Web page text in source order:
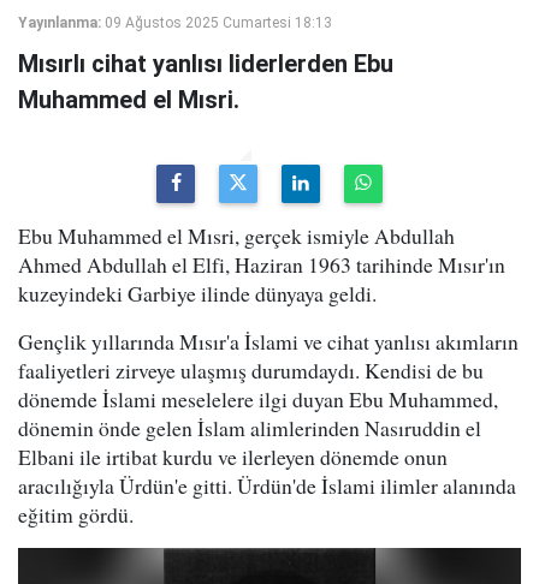
Yayınlanma: 09 Ağustos 2025 Cumartesi 18:13
Mısırlı cihat yanlısı liderlerden Ebu
Muhammed el Mısri.
Ebu Muhammed el Mısri, gerçek ismiyle Abdullah
Ahmed Abdullah el Elfi, Haziran 1963 tarihinde Mısır'ın
kuzeyindeki Garbiye ilinde dünyaya geldi.
Gençlik yıllarında Mısır'a İslami ve cihat yanlısı akımların
faaliyetleri zirveye ulaşmış durumdaydı. Kendisi de bu
dönemde İslami meselelere ilgi duyan Ebu Muhammed,
dönemin önde gelen İslam alimlerinden Nasıruddin el
Elbani ile irtibat kurdu ve ilerleyen dönemde onun
aracılığıyla Ürdün'e gitti. Ürdün'de İslami ilimler alanında
eğitim gördü.